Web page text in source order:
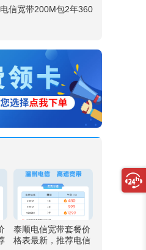
信宽带200M包2年360
泰顺电信宽带套餐价
格表最新，推荐电信